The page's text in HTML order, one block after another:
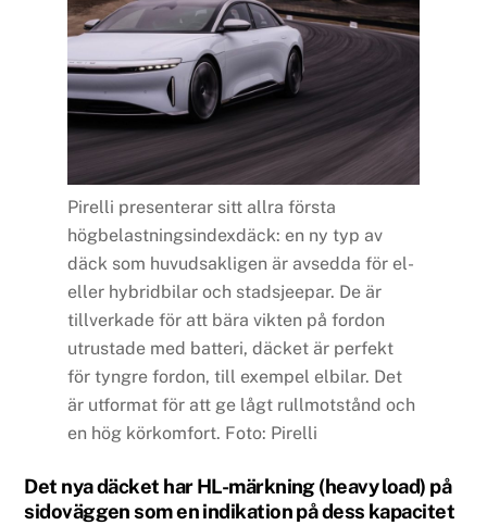
Pirelli presenterar sitt allra första
högbelastningsindexdäck: en ny typ av
däck som huvudsakligen är avsedda för el-
eller hybridbilar och stadsjeepar. De är
tillverkade för att bära vikten på fordon
utrustade med batteri, däcket är perfekt
för tyngre fordon, till exempel elbilar. Det
är utformat för att ge lågt rullmotstånd och
en hög körkomfort. Foto: Pirelli
Det nya däcket har HL-märkning (heavy load) på
sidoväggen som en indikation på dess kapacitet